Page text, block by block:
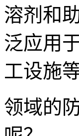
溶剂和
泛应用
工设施
领域的